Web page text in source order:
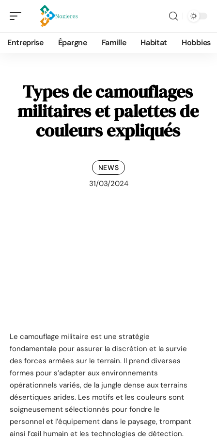
Entreprise Épargne Famille Habitat Hobbies
Types de camouflages
militaires et palettes de
couleurs expliqués
NEWS
31/03/2024
Le camouflage militaire est une stratégie
fondamentale pour assurer la discrétion et la survie
des forces armées sur le terrain. Il prend diverses
formes pour s’adapter aux environnements
opérationnels variés, de la jungle dense aux terrains
désertiques arides. Les motifs et les couleurs sont
soigneusement sélectionnés pour fondre le
personnel et l’équipement dans le paysage, trompant
ainsi l’œil humain et les technologies de détection.